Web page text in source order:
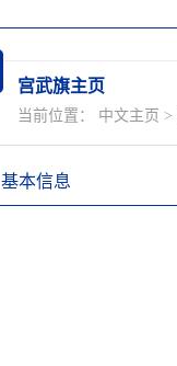
宫武旗主页
当前位置： 中文主页 >
基本信息